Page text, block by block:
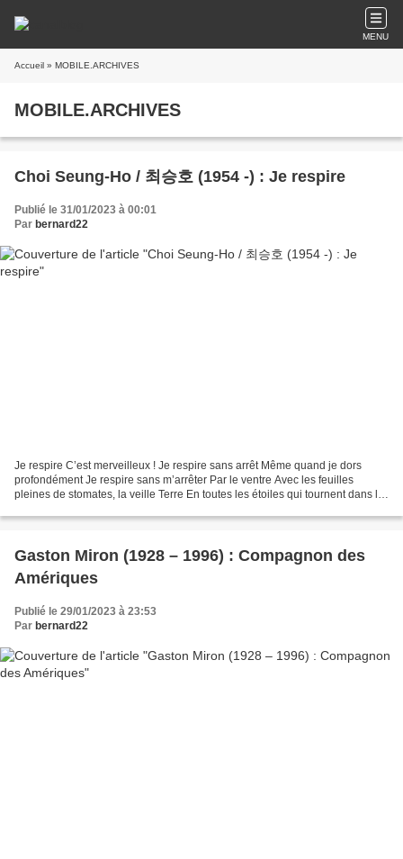
MENU
Accueil » MOBILE.ARCHIVES
MOBILE.ARCHIVES
Choi Seung-Ho / 최승호 (1954 -) : Je respire
Publié le 31/01/2023 à 00:01
Par bernard22
Je respire C’est merveilleux ! Je respire sans arrêt Même quand je dors
profondément Je respire sans m’arrêter Par le ventre Avec les feuilles
pleines de stomates, la veille Terre En toutes les étoiles qui tournent dans la
Gaston Miron (1928 – 1996) : Compagnon des
Amériques
Publié le 29/01/2023 à 23:53
Par bernard22